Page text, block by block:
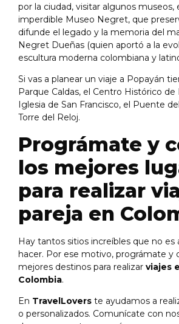
por la ciudad, visitar algunos museos,
imperdible Museo Negret, que
difunde el legado y la memoria del
Negret Dueñas (quien aportó a la
escultura moderna colombiana y
Si vas a planear un viaje a Popayán
Parque Caldas, el Centro Histórico de
Iglesia de San Francisco, el Puente
Torre del Reloj.
Prográmate y
los mejores
para realizar
pareja en
Hay tantos sitios increíbles que no es
hacer. Por ese motivo, prográmate y
mejores destinos para realizar viajes
Colombia.
En TravelLovers te ayudamos a
o personalizados. Comunícate con